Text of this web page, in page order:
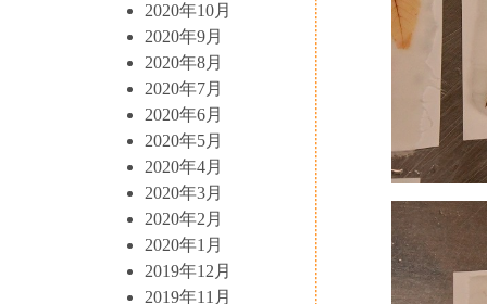
2020年10月
2020年9月
2020年8月
2020年7月
2020年6月
2020年5月
2020年4月
2020年3月
2020年2月
2020年1月
2019年12月
2019年11月